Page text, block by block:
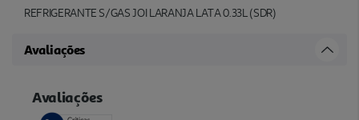
REFRIGERANTE S/GAS JOI LARANJA LATA 0.33L (SDR)
Avaliações